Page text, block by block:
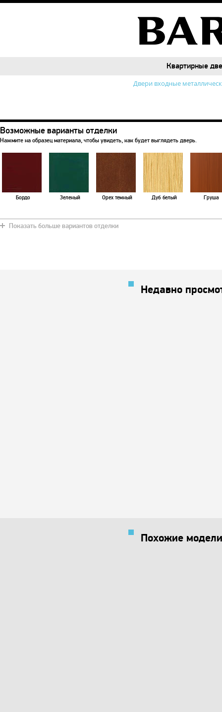
Квартирные
Квартирные
Двери входные
Возможные варианты отделки
Нажмите на образец материала, чтобы увидеть, как будет выглядеть дверь.
Бордо Зеленый Орех темный Дуб белый Груша
Показать больше вариантов отделки
Недавно
Похожие